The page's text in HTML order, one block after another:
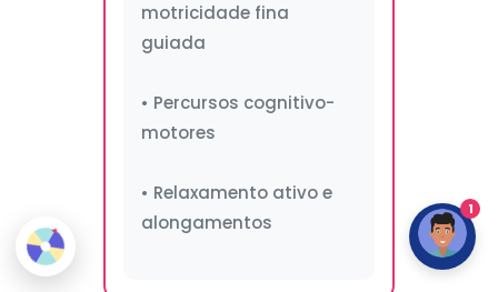
motricidade fina
guiada
• Percursos cognitivo-
motores
• Relaxamento ativo e
alongamentos
1